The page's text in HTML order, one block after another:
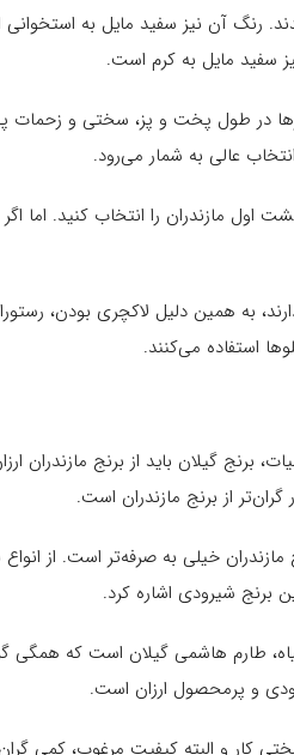
رنگ آن نیز سفید مایل به استخوانی
سفید مایل به کرم است.
در طول پخت و پز، سختی و زحمات
عالی به شمار می‌رود.
مازندران را انتخاب کنید. اما
به همین دلیل لاکچری بودن،
استفاده می‌کنند.
گیلان باید از برنج مازندران
از برنج مازندران است.
خیلی به صرفه‌تر است. از
برنج شیرودی اشاره کرد.
طارم هاشمی گیلان است که همگی
و پرمحصول ارزان است.